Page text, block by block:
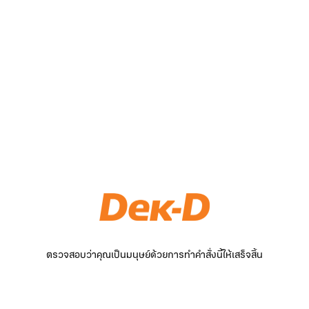
ตรวจสอบว่าคุณเป็นมนุษย์ด้วยการทำคำสั่งนี้ให้เสร็จสิ้น